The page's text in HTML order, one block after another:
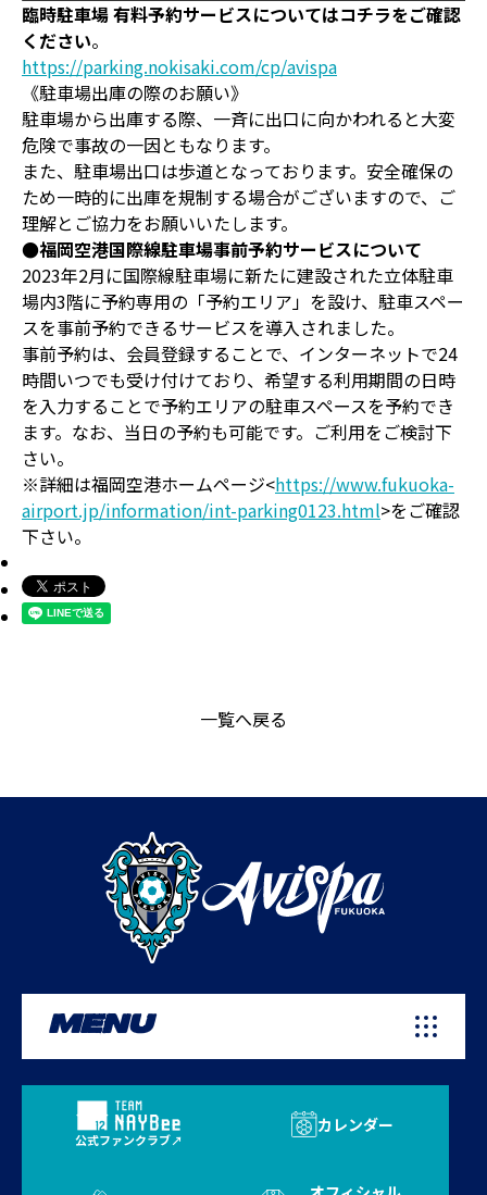
臨時駐車場 有料予約サービスについてはコチラをご確認
ください。
https://parking.nokisaki.com/cp/avispa
《駐車場出庫の際のお願い》
駐車場から出庫する際、一斉に出口に向かわれると大変
危険で事故の一因ともなります。
また、駐車場出口は歩道となっております。安全確保の
ため一時的に出庫を規制する場合がございますので、ご
理解とご協力をお願いいたします。
●福岡空港国際線駐車場事前予約サービスについて
2023年2月に国際線駐車場に新たに建設された立体駐車
場内3階に予約専用の「予約エリア」を設け、駐車スペー
スを事前予約できるサービスを導入されました。
事前予約は、会員登録することで、インターネットで24
時間いつでも受け付けており、希望する利用期間の日時
を入力することで予約エリアの駐車スペースを予約でき
ます。なお、当日の予約も可能です。ご利用をご検討下
さい。
※詳細は福岡空港ホームページ<https://www.fukuoka-
airport.jp/information/int-parking0123.html>をご確認
下さい。
一覧へ戻る
MENU
公式ファンクラブ
カレンダー